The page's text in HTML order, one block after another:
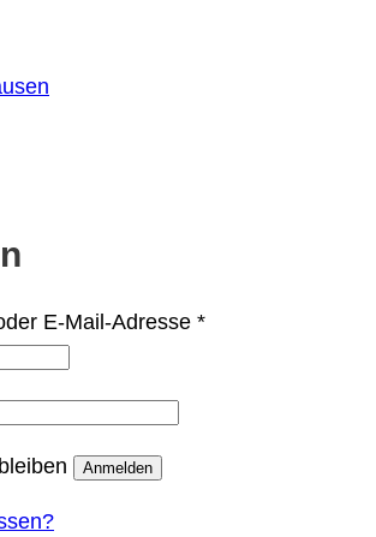
E-Mail-Adresse *Erforderlich
Anmelden